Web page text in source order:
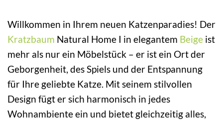
Willkommen in Ihrem neuen Katzenparadies! Der
Kratzbaum Natural Home I in elegantem Beige ist
mehr als nur ein Möbelstück – er ist ein Ort der
Geborgenheit, des Spiels und der Entspannung
für Ihre geliebte Katze. Mit seinem stilvollen
Design fügt er sich harmonisch in jedes
Wohnambiente ein und bietet gleichzeitig alles,